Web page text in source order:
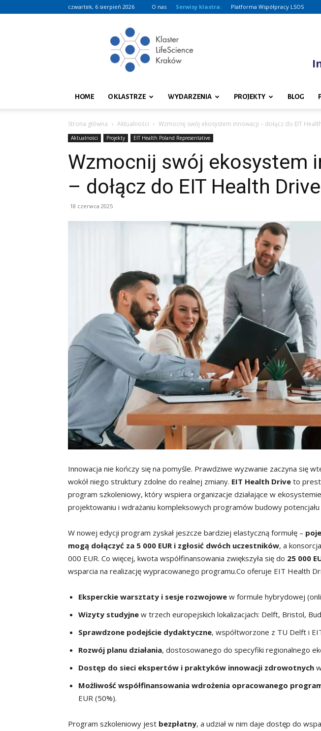
czwartek, 6 sierpień 2026 O nas Serwisy klastra: Platforma Współpracy LSOS
LifeScience
Kraków
HOME O KLASTRZE WYDARZENIA PROJEKTY BLOG
Strona główna Aktualności Wzmocnij swój ekosystem innowacji – dołącz do EIT
Aktualności Projekty EIT Health Poland Representative
Wzmocnij swój ekosystem
– dołącz do EIT Health Drive
18 czerwca 2025
Innowacja nie kończy się na pomyśle. Prawdziwe wyzwanie zaczyna się
wokół niego struktury zdolne do realnej zmiany. EIT Health Drive to
program szkoleniowy, który wspiera organizacje działające w
projektowaniu i wdrażaniu kompleksowych programów budowy
W nowej edycji program zyskał jeszcze bardziej elastyczną formułę –
mogą dołączyć za 5 000 EUR i zgłosić dwóch uczestników, a
000 EUR. Co więcej, kwota współfinansowania zwiększyła się do 25 000
wsparcia na realizację wypracowanego programu.Co oferuje EIT Health
Eksperckie warsztaty i sesje rozwojowe w formule hybrydowej
Wizyty studyjne w trzech europejskich lokalizacjach: Delft, Bristol,
Sprawdzone podejście dydaktyczne, współtworzone z TU Delft i
Rozwój planu działania, dostosowanego do specyfiki regionalnego
Dostęp do sieci ekspertów i praktyków innowacji zdrowotnych
Możliwość współfinansowania wdrożenia opracowanego
EUR (50%).
Program szkoleniowy jest bezpłatny, a udział w nim daje dostęp do